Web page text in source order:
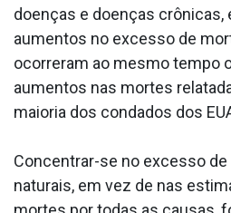
doenças e doenças crônicas,
aumentos no excesso de
ocorreram ao mesmo tempo
aumentos nas mortes
maioria dos condados dos
Concentrar-se no excesso
naturais, em vez de nas